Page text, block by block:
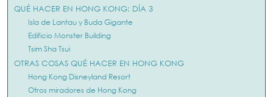
QUÉ HACER EN HONG KONG: DÍA 3
Isla de Lantau y Buda Gigante
Edificio Monster Building
Tsim Sha Tsui
OTRAS COSAS QUÉ HACER EN HONG KONG
Hong Kong Disneyland Resort
Otros miradores de Hong Kong